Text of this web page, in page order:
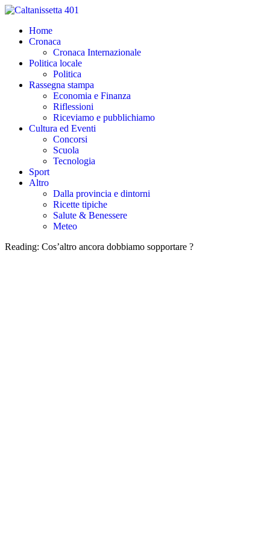
Home
Cronaca
Cronaca Internazionale
Politica locale
Politica
Rassegna stampa
Economia e Finanza
Riflessioni
Riceviamo e pubblichiamo
Cultura ed Eventi
Concorsi
Scuola
Tecnologia
Sport
Altro
Dalla provincia e dintorni
Ricette tipiche
Salute & Benessere
Meteo
Reading: Cos’altro ancora dobbiamo sopportare ?